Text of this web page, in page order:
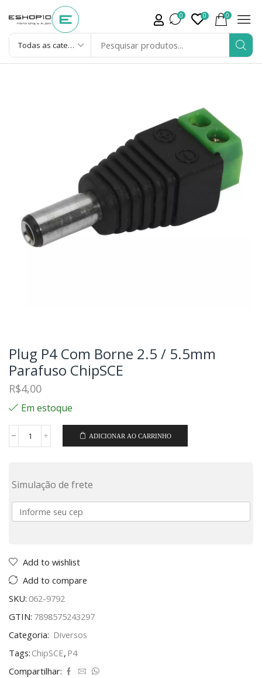
0 0 0
Plug P4 Com Borne 2.5 / 5.5mm
Parafuso ChipSCE
R$4,00
Em estoque
ADICIONAR AO CARRINHO
Simulação de frete
Add to wishlist
Add to compare
SKU: 062-9792
GTIN: 7898575243297
Categoria: Diversos
Tags: ChipSCE, P4
Compartilhar: